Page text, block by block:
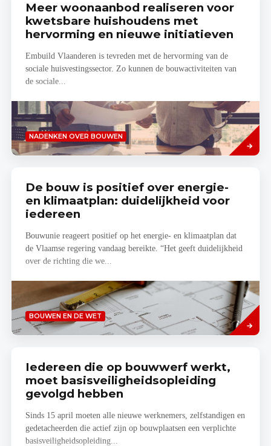
Meer woonaanbod realiseren voor
kwetsbare huishoudens met
hervorming en nieuwe initiatieven
Embuild Vlaanderen is tevreden met de hervorming van de
sociale huisvestingssector. Zo kunnen de bouwactiviteiten van
de sociale...
NADENKEN OVER BOUWEN
Lees
meer
De bouw is positief over energie-
en klimaatplan: duidelijkheid voor
iedereen
Bouwunie reageert positief op het energie- en klimaatplan dat
de Vlaamse regering vandaag bereikte. “Het geeft duidelijkheid
over de richting die we...
BOUWEN EN DE WET
Lees
meer
Iedereen die op bouwwerf werkt,
moet basisveiligheidsopleiding
gevolgd hebben
Sinds 15 april moeten alle nieuwe werknemers, zelfstandigen en
gedetacheerden die actief zijn op bouwplaatsen een verplichte
basisveiligheidsopleiding...